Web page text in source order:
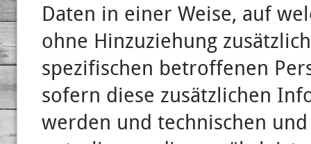
Daten in einer Weise, auf
ohne Hinzuziehung
spezifischen betroffenen
sofern diese zusätzlichen
werden und technischen